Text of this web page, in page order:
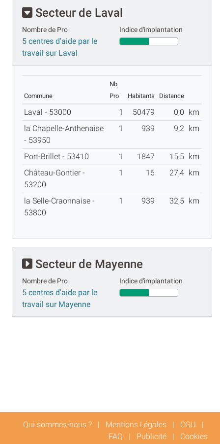
Secteur de Laval
Nombre de Pro
5 centres d'aide par le
travail sur Laval
Indice d'implantation
Commune
Nb
Pro
Habitants Distance
Laval - 53000 1 50479 0,0 km
la Chapelle-Anthenaise
- 53950
1 939 9,2 km
Port-Brillet - 53410 1 1847 15,5 km
Château-Gontier -
53200
1 16 27,4 km
la Selle-Craonnaise -
53800
1 939 32,5 km
Secteur de Mayenne
Nombre de Pro
5 centres d'aide par le
travail sur Mayenne
Indice d'implantation
Qui sommes-nous ? | Mentions Légales | CGU |
FAQ | Publicité | Cookies